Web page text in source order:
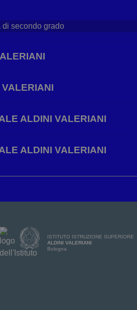
secondo grado
VALERIANI
ALDINI VALERIANI
ALDINI VALERIANI
ISTITUTO ISTRUZIONE SUPERIORE
ALDINI VALERIANI
Bologna